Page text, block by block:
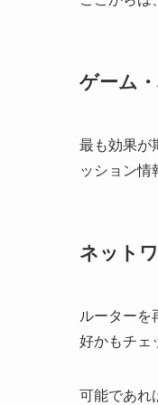
ゲーム
最も効果が
ッション情
ネット
ルーターを
好かもチェ
可能であれ